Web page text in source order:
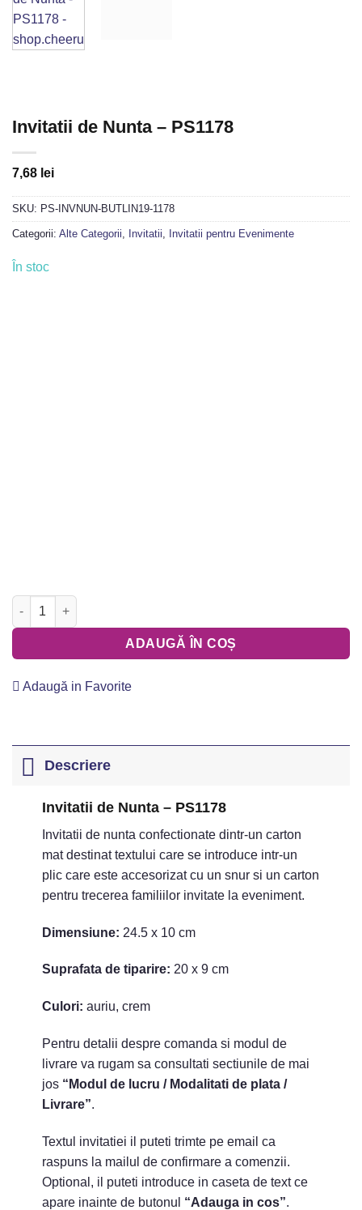
Invitatii de Nunta – PS1178
7,68 lei
SKU: PS-INVNUN-BUTLIN19-1178
Categorii: Alte Categorii, Invitatii, Invitatii pentru Evenimente
În stoc
Cantitate Invitatii de Nunta - PS1178
ADAUGĂ ÎN COȘ
Adaugă in Favorite
Descriere
Invitatii de Nunta – PS1178
Invitatii de nunta confectionate dintr-un carton
mat destinat textului care se introduce intr-un
plic care este accesorizat cu un snur si un carton
pentru trecerea familiilor invitate la eveniment.
Dimensiune: 24.5 x 10 cm
Suprafata de tiparire: 20 x 9 cm
Culori: auriu, crem
Pentru detalii despre comanda si modul de
livrare va rugam sa consultati sectiunile de mai
jos “Modul de lucru / Modalitati de plata /
Livrare”.
Textul invitatiei il puteti trimte pe email ca
raspuns la mailul de confirmare a comenzii.
Optional, il puteti introduce in caseta de text ce
apare inainte de butonul “Adauga in cos”.